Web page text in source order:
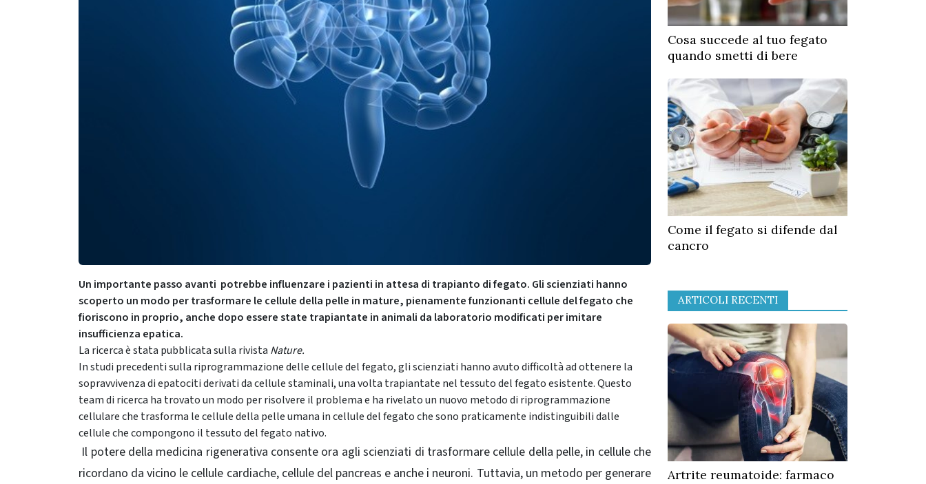
Un importante passo avanti potrebbe influenzare i pazienti in attesa di trapianto di fegato. Gli scienziati hanno
scoperto un modo per trasformare le cellule della pelle in mature, pienamente funzionanti cellule del fegato che
fioriscono in proprio, anche dopo essere state trapiantate in animali da laboratorio modificati per imitare
insufficienza epatica.
La ricerca è stata pubblicata sulla rivista Nature.
In studi precedenti sulla riprogrammazione delle cellule del fegato, gli scienziati hanno avuto difficoltà ad ottenere la
sopravvivenza di epatociti derivati ​​da cellule staminali, una volta trapiantate nel tessuto del fegato esistente. Questo
team di ricerca ha trovato un modo per risolvere il problema e ha rivelato un nuovo metodo di riprogrammazione
cellulare che trasforma le cellule della pelle umana in cellule del fegato che sono praticamente indistinguibili dalle
cellule che compongono il tessuto del fegato nativo.
Il potere della medicina rigenerativa consente ora agli scienziati di trasformare cellule della pelle, in cellule che
ricordano da vicino le cellule cardiache, cellule del pancreas e anche i neuroni. Tuttavia, un metodo per generare
Cosa succede al tuo fegato
quando smetti di bere
Come il fegato si difende dal
cancro
ARTICOLI RECENTI
Artrite reumatoide: farmaco